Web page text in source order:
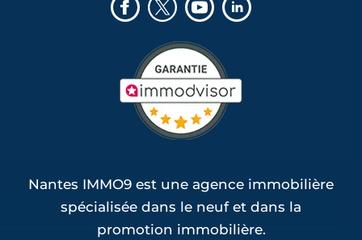
Nantes IMMO9 est une agence immobilière
spécialisée dans le neuf et dans la
promotion immobilière.